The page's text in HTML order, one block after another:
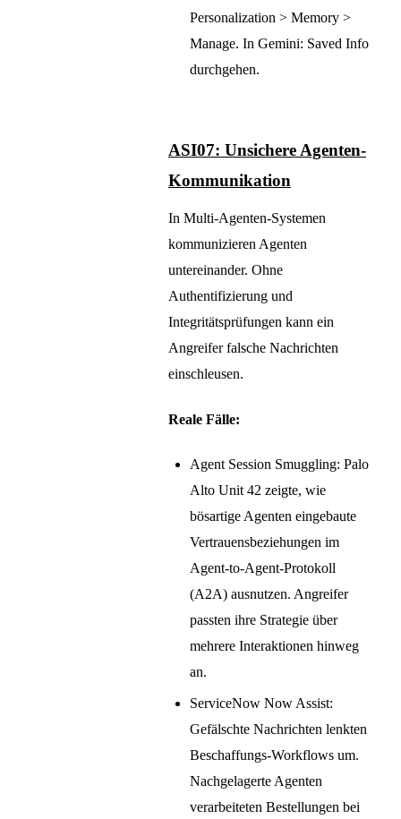
Personalization > Memory >
Manage. In Gemini: Saved Info
durchgehen.
ASI07: Unsichere Agenten-
Kommunikation
In Multi-Agenten-Systemen
kommunizieren Agenten
untereinander. Ohne
Authentifizierung und
Integritätsprüfungen kann ein
Angreifer falsche Nachrichten
einschleusen.
Reale Fälle:
Agent Session Smuggling: Palo
Alto Unit 42 zeigte, wie
bösartige Agenten eingebaute
Vertrauensbeziehungen im
Agent-to-Agent-Protokoll
(A2A) ausnutzen. Angreifer
passten ihre Strategie über
mehrere Interaktionen hinweg
an.
ServiceNow Now Assist:
Gefälschte Nachrichten lenkten
Beschaffungs-Workflows um.
Nachgelagerte Agenten
verarbeiteten Bestellungen bei